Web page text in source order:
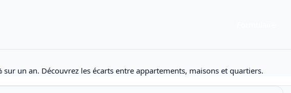
un an. Découvrez les écarts entre appartements, maisons et quartiers.